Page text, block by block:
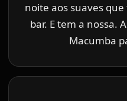
noite aos suaves
bar. E tem a nossa.
Macumba